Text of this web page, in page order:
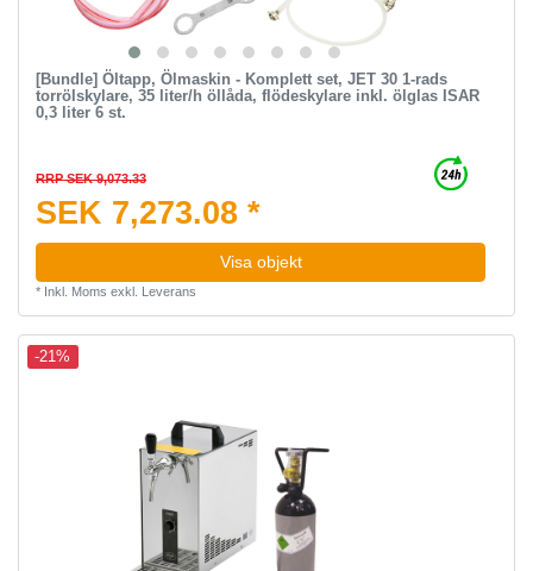
[Bundle] Öltapp, Ölmaskin - Komplett set, JET 30 1-rads
torrölskylare, 35 liter/h öllåda, flödeskylare inkl. ölglas ISAR
0,3 liter 6 st.
RRP SEK 9,073.33
SEK 7,273.08 *
Visa objekt
* Inkl. Moms exkl. Leverans
-21%